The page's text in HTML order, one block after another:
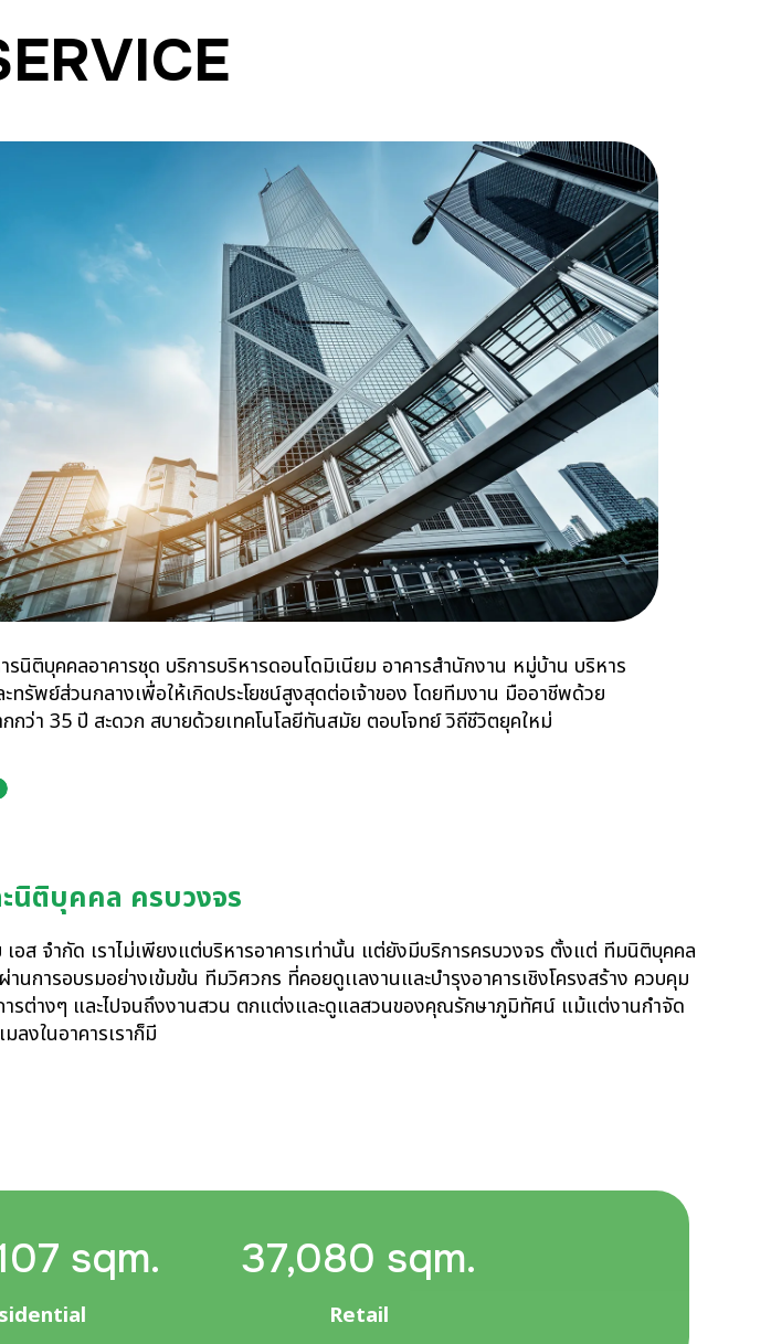
รนิติบุคคลอาคารชุด บริการบริหารดอนโดมิเนียม อาคารสำนักงาน หมู่บ้าน บริหาร
ทรัพย์ส่วนกลางเพื่อให้เกิดประโยชน์สูงสุดต่อเจ้าของ โดยทีมงาน มืออาชีพด้วย
กว่า 35 ปี สะดวก สบายด้วยเทคโนโลยีทันสมัย ตอบโจทย์ วิถีชีวิตยุคใหม่
นิติบุคคล ครบวงจร
อส จำกัด เราไม่เพียงแต่บริหารอาคารเท่านั้น แต่ยังมีบริการครบวงจร ตั้งแต่ ทีมนิติบุคคล
ารอบรมอย่างเข้มข้น ทีมวิศวกร ที่คอยดูเเลงานและบำรุงอาคารเชิงโครงสร้าง ควบคุม
รต่างๆ และไปจนถึงงานสวน ตกแต่งและดูแลสวนของคุณรักษาภูมิทัศน์ แม้แต่งานกำจัด
ลงในอาคารเราก็มี
sqm. 37,080 sqm.
Retail